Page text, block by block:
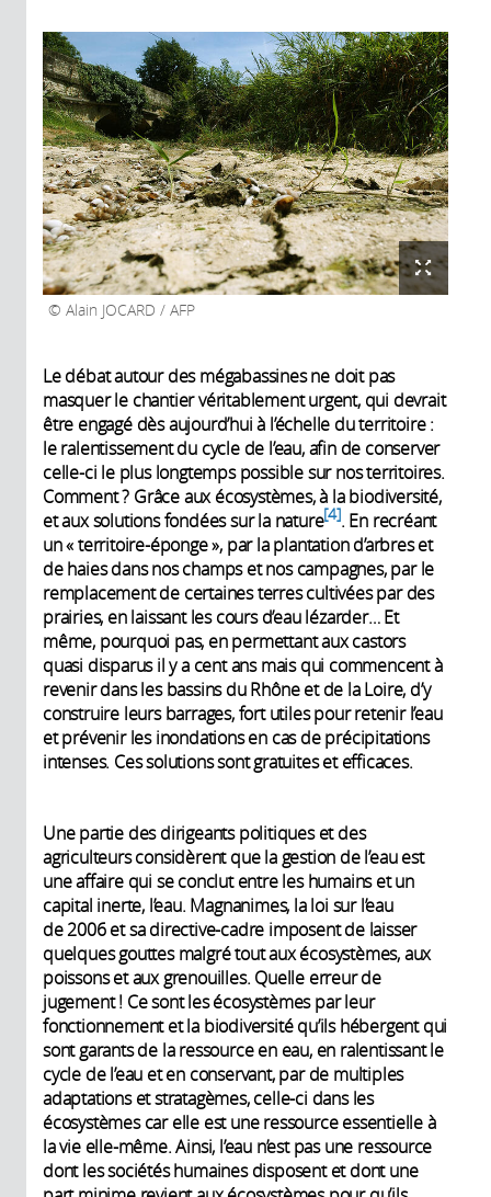
Alain JOCARD / AFP
Le débat autour des mégabassines ne doit pas
masquer le chantier véritablement urgent, qui devrait
être engagé dès aujourd’hui à l’échelle du territoire :
le ralentissement du cycle de l’eau, afin de conserver
celle-ci le plus longtemps possible sur nos territoires.
Comment ? Grâce aux écosystèmes, à la biodiversité,
et aux solutions fondées sur la nature 4 . En recréant
un « territoire-éponge », par la plantation d’arbres et
de haies dans nos champs et nos campagnes, par le
remplacement de certaines terres cultivées par des
prairies, en laissant les cours d’eau lézarder… Et
même, pourquoi pas, en permettant aux castors
quasi disparus il y a cent ans mais qui commencent à
revenir dans les bassins du Rhône et de la Loire, d’y
construire leurs barrages, fort utiles pour retenir l’eau
et prévenir les inondations en cas de précipitations
intenses. Ces solutions sont gratuites et efficaces.
Une partie des dirigeants politiques et des
agriculteurs considèrent que la gestion de l’eau est
une affaire qui se conclut entre les humains et un
capital inerte, l’eau. Magnanimes, la loi sur l’eau
de 2006 et sa directive-cadre imposent de laisser
quelques gouttes malgré tout aux écosystèmes, aux
poissons et aux grenouilles. Quelle erreur de
jugement ! Ce sont les écosystèmes par leur
fonctionnement et la biodiversité qu’ils hébergent qui
sont garants de la ressource en eau, en ralentissant le
cycle de l’eau et en conservant, par de multiples
adaptations et stratagèmes, celle-ci dans les
écosystèmes car elle est une ressource essentielle à
la vie elle-même. Ainsi, l’eau n’est pas une ressource
dont les sociétés humaines disposent et dont une